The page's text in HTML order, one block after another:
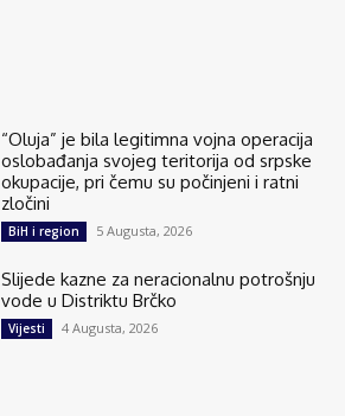
“Oluja” je bila legitimna vojna operacija
oslobađanja svojeg teritorija od srpske
okupacije, pri čemu su počinjeni i ratni
zločini
BiH i region 5 Augusta, 2026
Slijede kazne za neracionalnu potrošnju
vode u Distriktu Brčko
Vijesti 4 Augusta, 2026